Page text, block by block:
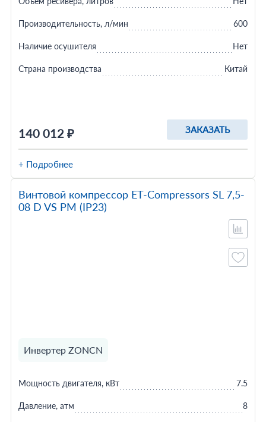
140 012 ₽ ЗАКАЗАТЬ
Производительность, л/мин 600
Наличие осушителя Нет
Страна производства Китай
+ Подробнее
Винтовой компрессор ET-Compressors SL 7,5-
08 D VS PM (IP23)
Инвертер ZONCN
Мощность двигателя, кВт 7.5
Давление, атм 8